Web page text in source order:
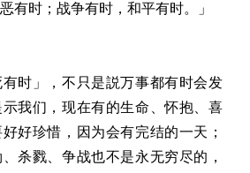
有时；战争有时，和平有时。」
有时」，不只是説万事都有时会发
我们，现在有的生命、怀抱、喜
好珍惜，因为会有完结的一天；
杀戮、争战也不是永无穷尽的，